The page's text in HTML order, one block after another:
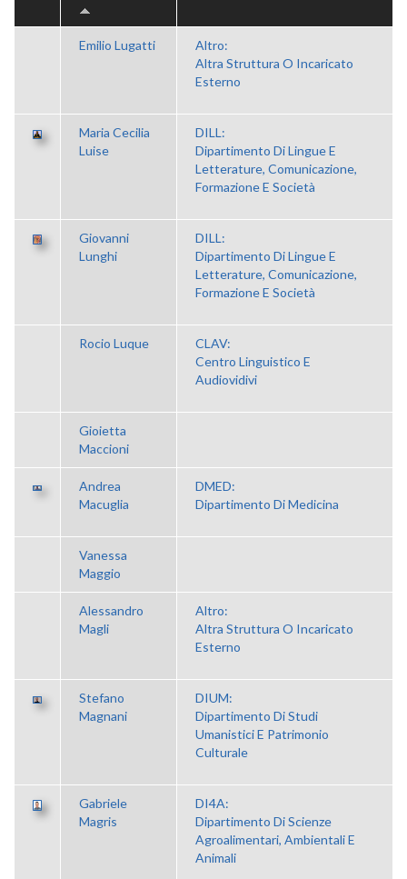
Emilio Lugatti
Altro:
Altra Struttura O Incaricato
Esterno
Maria Cecilia
Luise
DILL:
Dipartimento Di Lingue E
Letterature, Comunicazione,
Formazione E Società
Giovanni
Lunghi
DILL:
Dipartimento Di Lingue E
Letterature, Comunicazione,
Formazione E Società
Rocio Luque
CLAV:
Centro Linguistico E
Audiovidivi
Gioietta
Maccioni
Andrea
Macuglia
DMED:
Dipartimento Di Medicina
Vanessa
Maggio
Alessandro
Magli
Altro:
Altra Struttura O Incaricato
Esterno
Stefano
Magnani
DIUM:
Dipartimento Di Studi
Umanistici E Patrimonio
Culturale
Gabriele
Magris
DI4A:
Dipartimento Di Scienze
Agroalimentari, Ambientali E
Animali